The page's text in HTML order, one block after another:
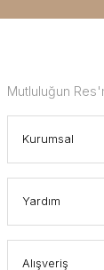
Mutluluğun
Kurumsal
Yardım
Alışveriş